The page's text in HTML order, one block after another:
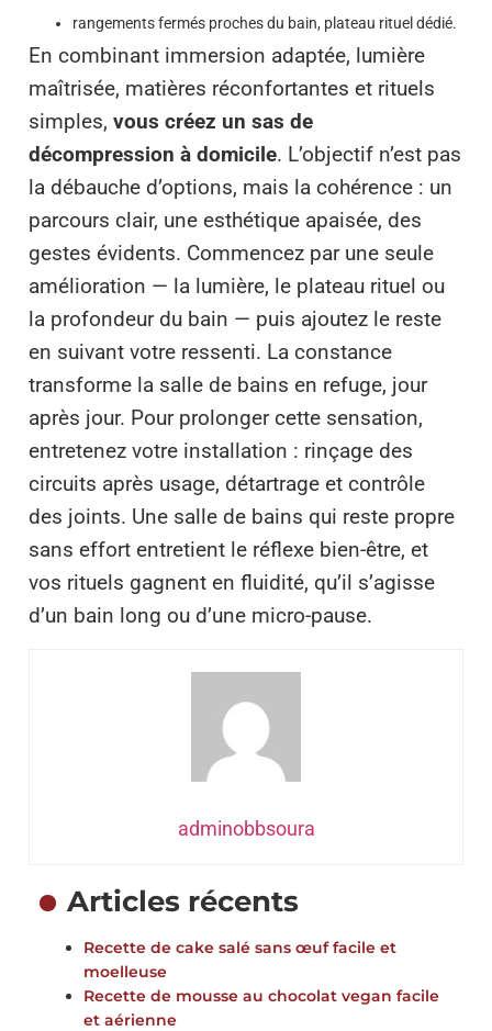
rangements fermés proches du bain, plateau rituel dédié.
En combinant immersion adaptée, lumière
maîtrisée, matières réconfortantes et rituels
simples, vous créez un sas de
décompression à domicile. L’objectif n’est pas
la débauche d’options, mais la cohérence : un
parcours clair, une esthétique apaisée, des
gestes évidents. Commencez par une seule
amélioration — la lumière, le plateau rituel ou
la profondeur du bain — puis ajoutez le reste
en suivant votre ressenti. La constance
transforme la salle de bains en refuge, jour
après jour. Pour prolonger cette sensation,
entretenez votre installation : rinçage des
circuits après usage, détartrage et contrôle
des joints. Une salle de bains qui reste propre
sans effort entretient le réflexe bien-être, et
vos rituels gagnent en fluidité, qu’il s’agisse
d’un bain long ou d’une micro-pause.
adminobbsoura
Articles récents
Recette de cake salé sans œuf facile et
moelleuse
Recette de mousse au chocolat vegan facile
et aérienne